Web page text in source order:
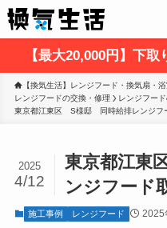
【最大20,000円】下
【換気生活】レンジフード・換気扇・
レンジフードの交換・修理
レンジフー
東京都江東区　S様邸　同時給排レンジフ
東京都江
ンジフード
2025
4/12
施工事例 レンジフード 2025